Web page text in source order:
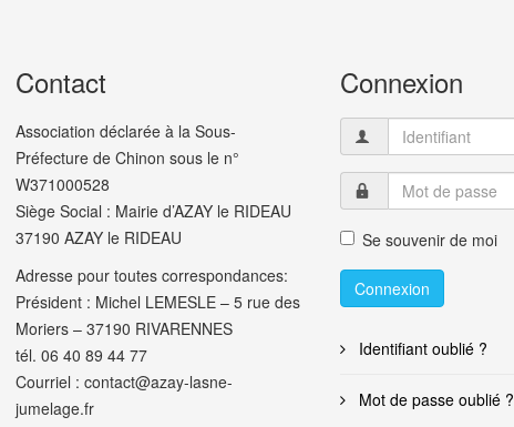
Contact
Association déclarée à la Sous-
Préfecture de Chinon sous le n°
W371000528
Siège Social : Mairie d’AZAY le RIDEAU
37190 AZAY le RIDEAU
Adresse pour toutes correspondances:
Président : Michel LEMESLE – 5 rue des
Moriers – 37190 RIVARENNES
tél. 06 40 89 44 77
Courriel : contact@azay-lasne-
jumelage.fr
Connexion
Se souvenir de moi
Connexion
Identifiant oublié ?
Mot de passe oublié ?